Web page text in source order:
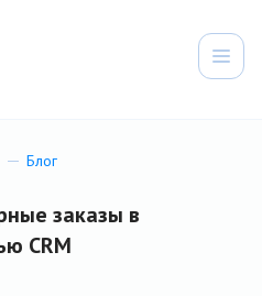
Блог
заказы в
CRM